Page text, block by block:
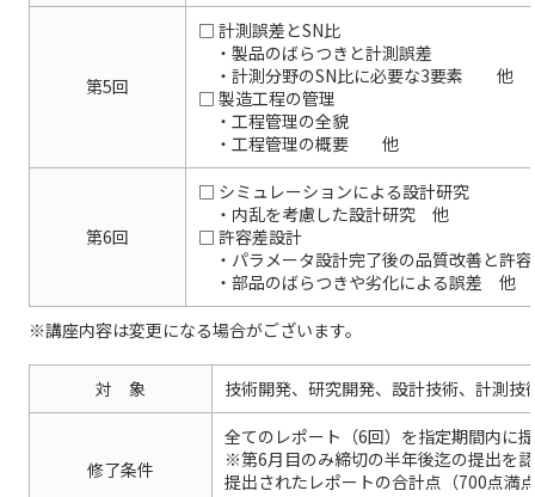
第5回
□ 計測誤差とSN比
・製品のばらつきと計測誤差
・計測分野のSN比に必要な3要素 他
□ 製造工程の管理
・工程管理の全貌
・工程管理の概要 他
第6回
□ シミュレーションによる設計研究
・内乱を考慮した設計研究 他
□ 許容差設計
・パラメータ設計完了後の品質改善と許
・部品のばらつきや劣化による誤差 他
※講座内容は変更になる場合がございます。
対 象 技術開発、研究開発、設計技術、計測
修了条件
全てのレポート（6回）を指定期間内に
※第6月目のみ締切の半年後迄の提出を
提出されたレポートの合計点（700点満